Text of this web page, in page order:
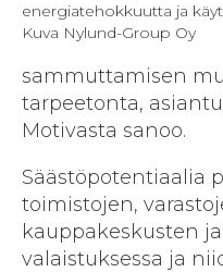
energiatehokkuutta ja
Kuva Nylund-Group Oy
sammuttamisen
tarpeetonta,
Motivasta sanoo.
Säästöpotentiaalia
toimistojen,
kauppakeskusten
valaistuksessa ja